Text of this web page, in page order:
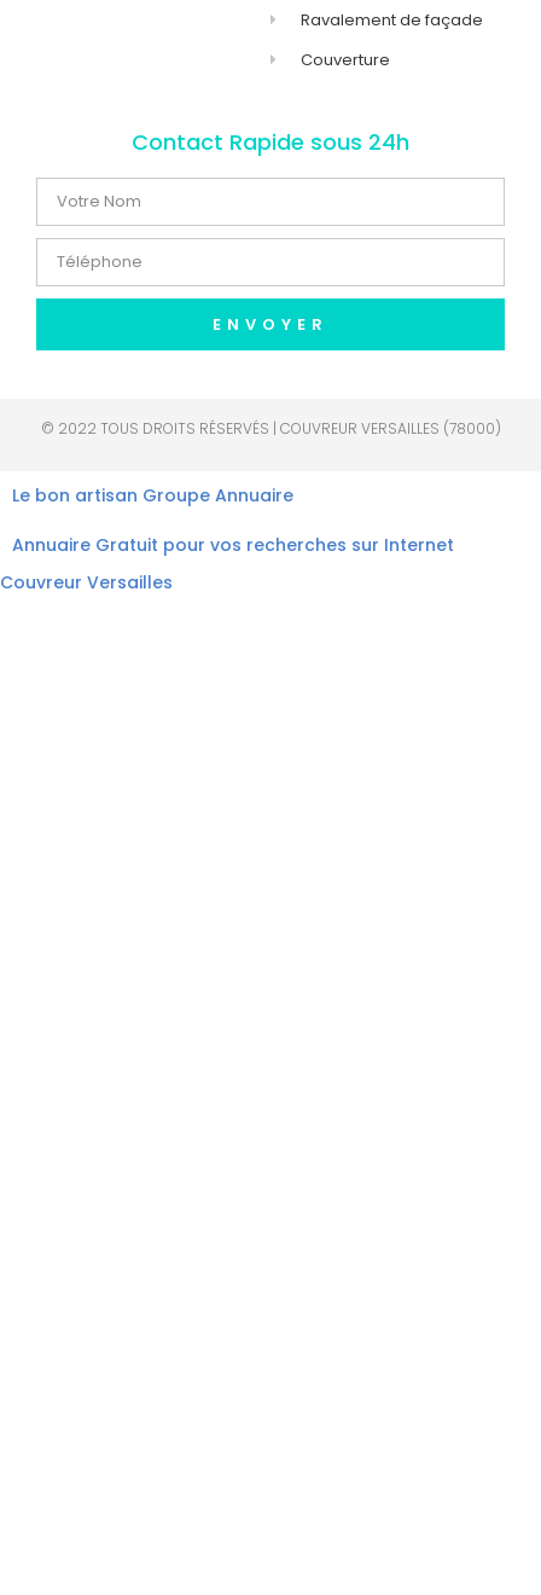
Ravalement de façade
Couverture
Contact Rapide sous 24h
ENVOYER
© 2022 TOUS DROITS RÉSERVÉS | COUVREUR VERSAILLES (78000)
Le bon artisan Groupe Annuaire
Annuaire Gratuit pour vos recherches sur Internet
Couvreur Versailles